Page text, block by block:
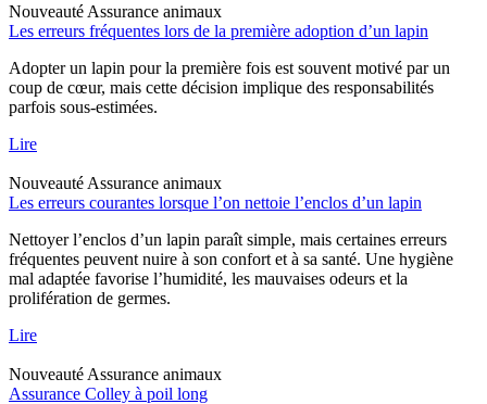
Nouveauté Assurance animaux
Les erreurs fréquentes lors de la première adoption d’un lapin
Adopter un lapin pour la première fois est souvent motivé par un
coup de cœur, mais cette décision implique des responsabilités
parfois sous-estimées.
Lire
Nouveauté Assurance animaux
Les erreurs courantes lorsque l’on nettoie l’enclos d’un lapin
Nettoyer l’enclos d’un lapin paraît simple, mais certaines erreurs
fréquentes peuvent nuire à son confort et à sa santé. Une hygiène
mal adaptée favorise l’humidité, les mauvaises odeurs et la
prolifération de germes.
Lire
Nouveauté Assurance animaux
Assurance Colley à poil long